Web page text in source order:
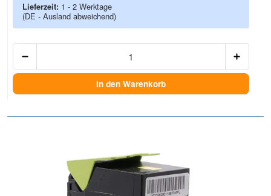
Lieferzeit: 1 - 2 Werktage
(DE - Ausland abweichend)
In den Warenkorb